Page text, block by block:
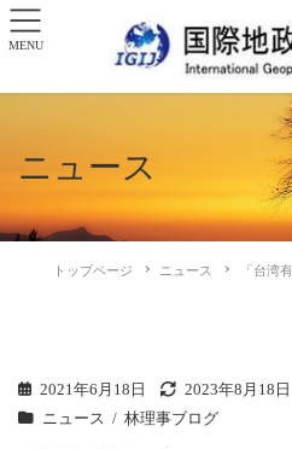
ニュース
トップページ ニュース 「台湾
2021年6月18日 2023年8月18日
ニュース
林理事ブログ
MENU